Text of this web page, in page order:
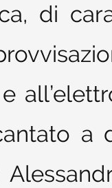
di
a